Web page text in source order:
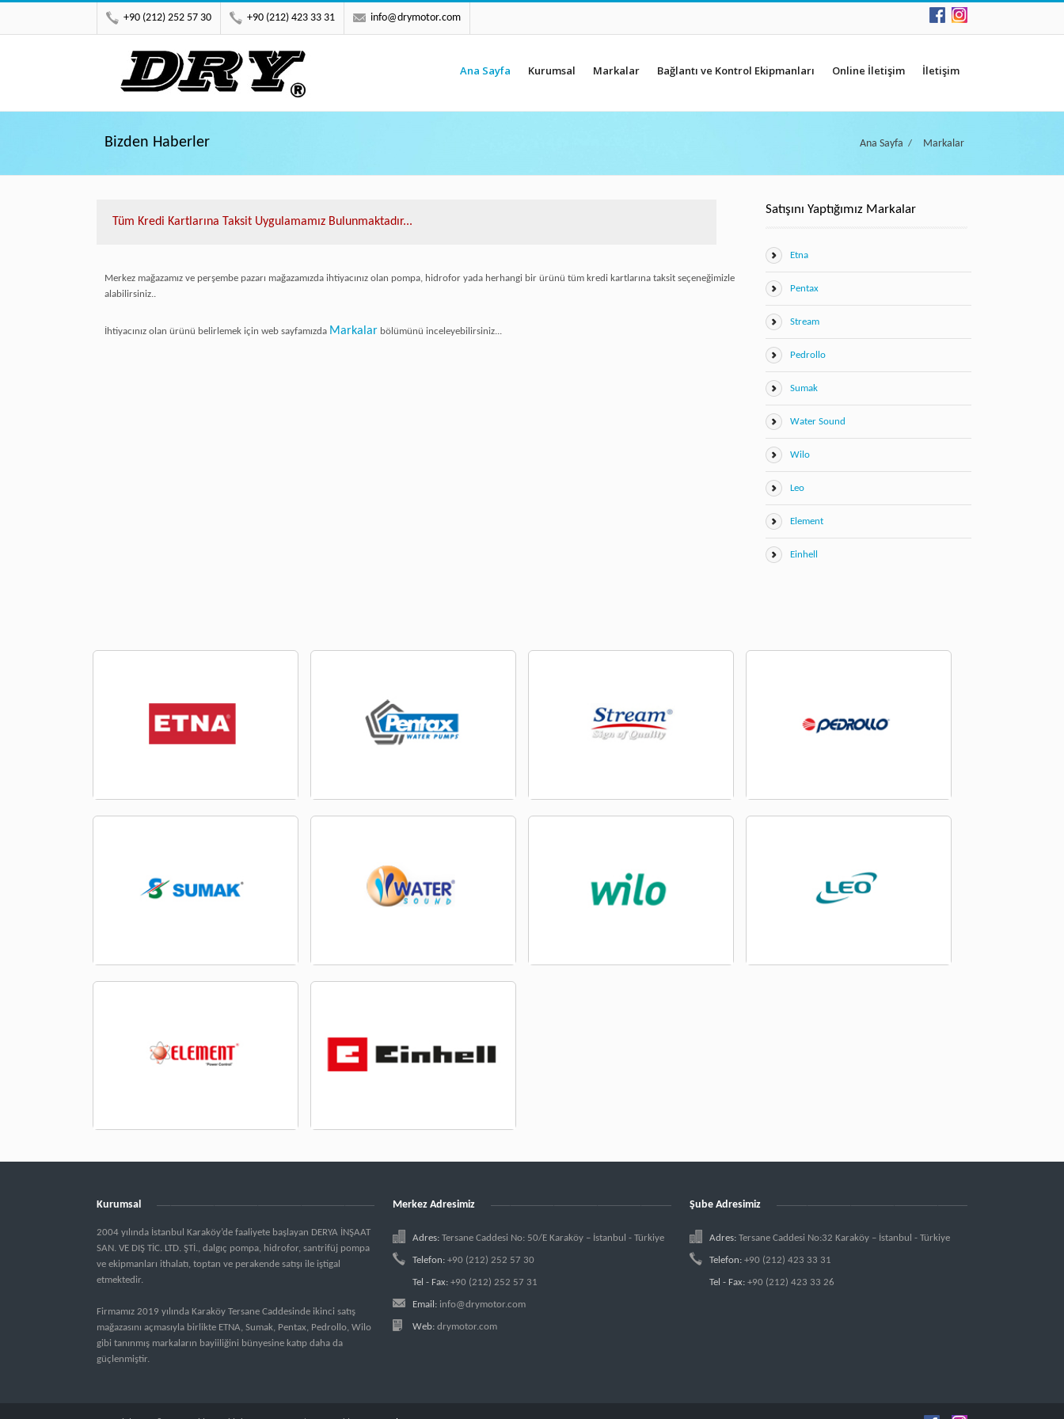
+90 (212) 252 57 30 +90 (212) 423 33 31 info@drymotor.com
Ana Sayfa Kurumsal Markalar Bağlantı ve Kontrol Ekipmanları Online İletişim İletişim
Bizden Haberler Ana Sayfa / Markalar
Tüm Kredi Kartlarına Taksit Uygulamamız Bulunmaktadır...
Merkez mağazamız ve perşembe pazarı mağazamızda ihtiyacınız olan pompa, hidrofor yada herhangi bir ürünü tüm kredi kartlarına taksit seçeneğimizle
alabilirsiniz..
İhtiyacınız olan ürünü belirlemek için web sayfamızda Markalar bölümünü inceleyebilirsiniz...
Satışını Yaptığımız Markalar
Etna
Pentax
Stream
Pedrollo
Sumak
Water Sound
Wilo
Leo
Element
Einhell
Kurumsal
2004 yılında İstanbul Karaköy’de faaliyete başlayan DERYA İNŞAAT
SAN. VE DIŞ TİC. LTD. ŞTİ., dalgıç pompa, hidrofor, santrifüj pompa
ve ekipmanları ithalatı, toptan ve perakende satışı ile iştigal
etmektedir.
Firmamız 2019 yılında Karaköy Tersane Caddesinde ikinci satış
mağazasını açmasıyla birlikte ETNA, Sumak, Pentax, Pedrollo, Wilo
gibi tanınmış markaların bayiiliğini bünyesine katıp daha da
güçlenmiştir.
Merkez Adresimiz
Adres:Tersane Caddesi No: 50/E Karaköy – İstanbul - Türkiye
Telefon:+90 (212) 252 57 30
Tel - Fax:+90 (212) 252 57 31
Email: info@drymotor.com
Web:drymotor.com
Şube Adresimiz
Adres: Tersane Caddesi No:32 Karaköy – İstanbul - Türkiye
Telefon: +90 (212) 423 33 31
Tel - Fax: +90 (212) 423 33 26